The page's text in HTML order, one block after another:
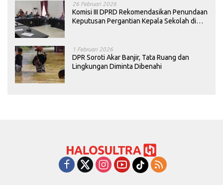
26 Februari 2026
Komisi III DPRD Rekomendasikan Penundaan
Keputusan Pergantian Kepala Sekolah di
1 Februari 2026
DPR Soroti Akar Banjir, Tata Ruang dan
Lingkungan Diminta Dibenahi